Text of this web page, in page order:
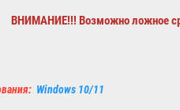
ВНИМАНИЕ!!! Возможно ложное
Windows 10/11